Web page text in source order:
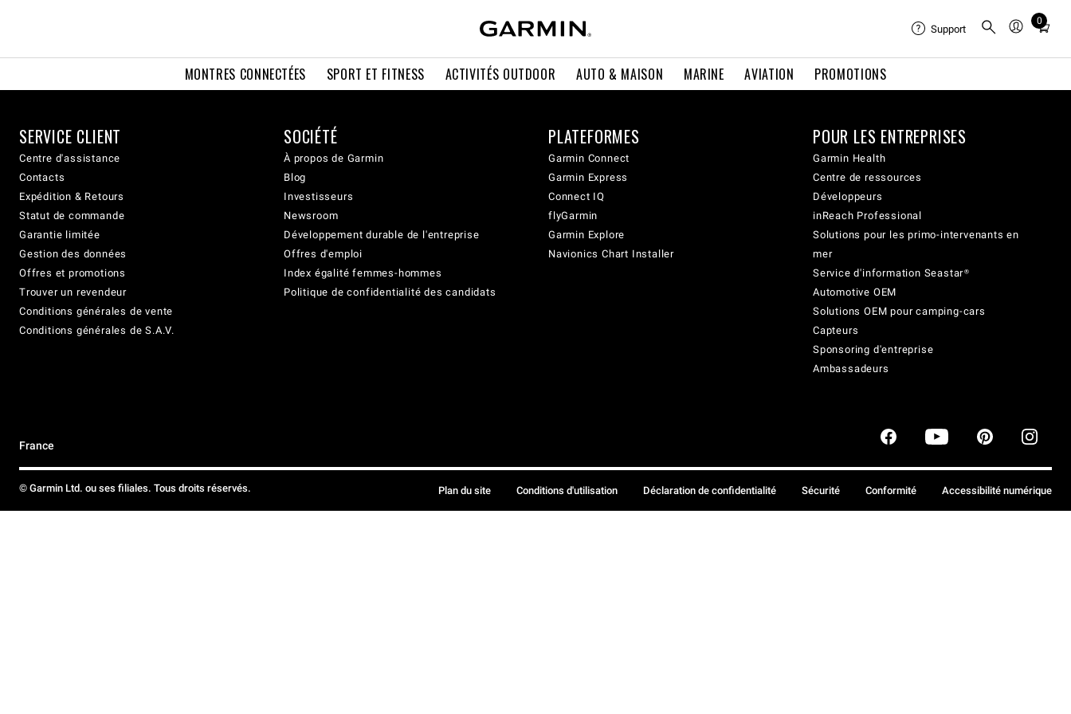
MONTRES CONNECTÉES SPORT ET FITNESS ACTIVITÉS OUTDOOR AUTO & MAISON MARINE AVIATION PROMOTIONS
Support
0
Total
cart:
SERVICE CLIENT
Centre d'assistance
Contacts
Expédition & Retours
Statut de commande
Garantie limitée
Gestion des données
Offres et promotions
Trouver un revendeur
Conditions générales de vente
Conditions générales de S.A.V.
SOCIÉTÉ
À propos de Garmin
Blog
Investisseurs
Newsroom
Développement durable de l'entreprise
Offres d'emploi
Index égalité femmes-hommes
Politique de confidentialité des candidats
PLATEFORMES
Garmin Connect
Garmin Express
Connect IQ
flyGarmin
Garmin Explore
Navionics Chart Installer
POUR LES ENTREPRISES
Garmin Health
Centre de ressources
Développeurs
inReach Professional
Solutions pour les primo-intervenants en
mer
Service d'information Seastar®
Automotive OEM
Solutions OEM pour camping-cars
Capteurs
Sponsoring d'entreprise
Ambassadeurs
France
© Garmin Ltd. ou ses filiales. Tous droits réservés. Plan du site Conditions d'utilisation Déclaration de confidentialité Sécurité Conformité Accessibilité numérique